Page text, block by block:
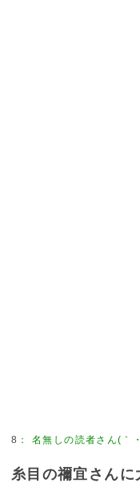
8 ：名無しの読者さん(｀
糸目の禰宜さん